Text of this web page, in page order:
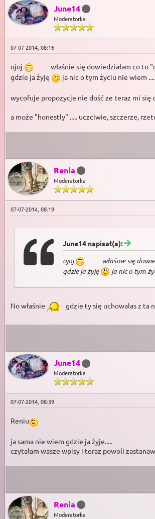
June14
Moderatorka
07-07-2014, 08:16
ojoj
właśnie się dowiedziałam co to
gdzie ja żyję
ja nic o tym życiu nie wiem
wycofuje propozycje nie dość ze teraz mi się
a może "honestly" ..... uczciwie, szczerze,
Renia
Moderatorka
07-07-2014, 08:19
June14 napisał(a):
ojoj
właśnie się
gdzie ja żyję
ja nic o tym
No właśnie gdzie ty się uchowalas z ta
June14
Moderatorka
07-07-2014, 08:39
Reniu
ja sama nie wiem gdzie ja żyje.....
czytałam wasze wpisy i teraz powoli
Renia
Moderatorka